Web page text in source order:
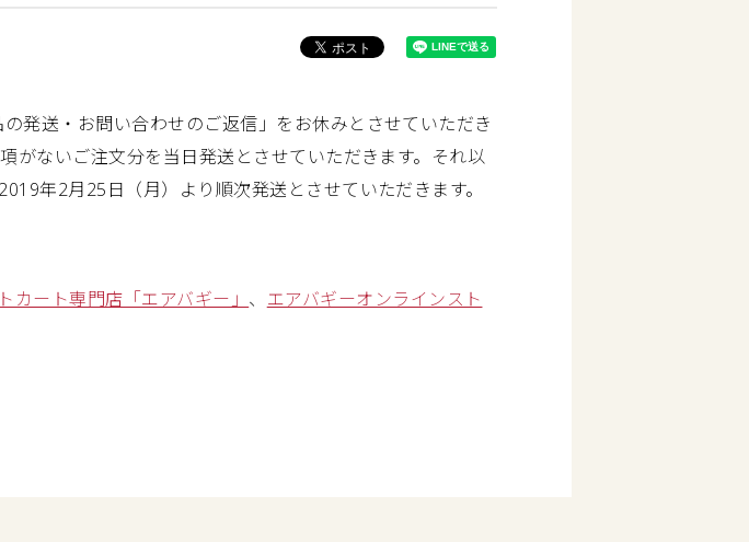
発送・お問い合わせのご返信」をお休みとさせていただき
がないご注文分を当日発送とさせていただきます。それ以
年2月25日（月）より順次発送とさせていただきます。
カート専門店「エアバギー」 、 エアバギーオンラインスト